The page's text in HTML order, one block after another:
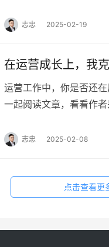
视频技巧。 竞品爆款短
黄金3秒…
志忠 2025-02-19
在运营成长上，我
运营工作中，你是否还
一起阅读文章，看看作
个思维曾把我困住了。
志忠 2025-02-08
点击查看更